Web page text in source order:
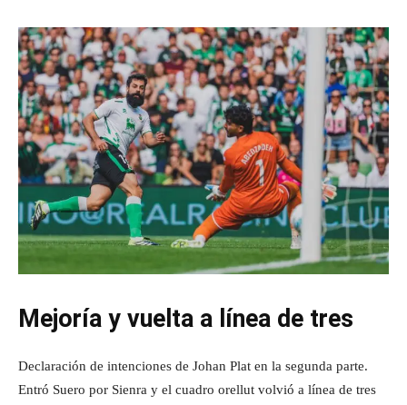
Mejoría y vuelta a línea de tres
Declaración de intenciones de Johan Plat en la segunda parte.
Entró Suero por Sienra y el cuadro orellut volvió a línea de tres